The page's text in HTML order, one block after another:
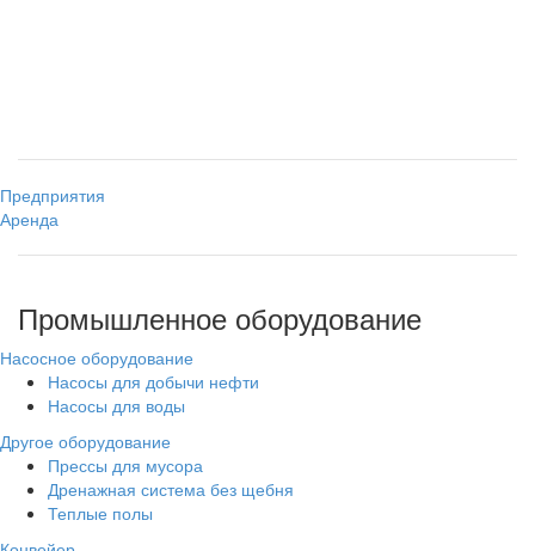
Предприятия
Аренда
Промышленное оборудование
Насосное оборудование
Насосы для добычи нефти
Насосы для воды
Другое оборудование
Прессы для мусора
Дренажная система без щебня
Теплые полы